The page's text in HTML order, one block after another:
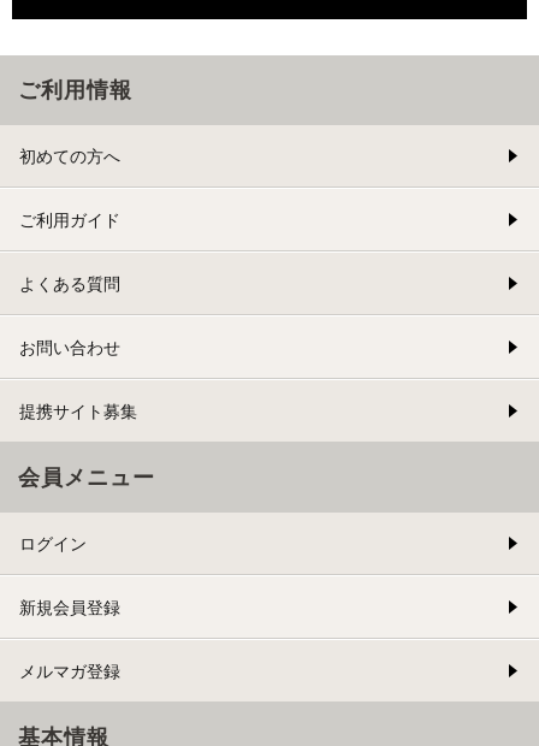
ご利用情報
初めての方へ
ご利用ガイド
よくある質問
お問い合わせ
提携サイト募集
会員メニュー
ログイン
新規会員登録
メルマガ登録
基本情報